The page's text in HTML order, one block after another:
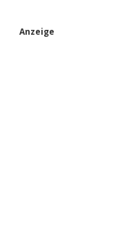
S
Anzeige